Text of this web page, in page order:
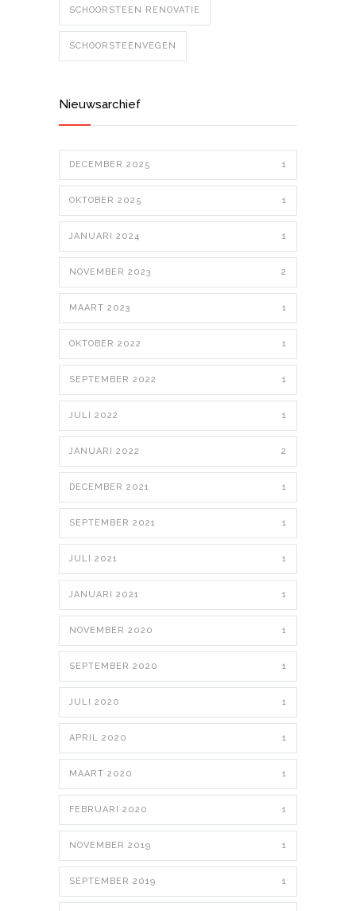
SCHOORSTEEN RENOVATIE
SCHOORSTEENVEGEN
Nieuwsarchief
DECEMBER 2025 1
OKTOBER 2025 1
JANUARI 2024 1
NOVEMBER 2023 2
MAART 2023 1
OKTOBER 2022 1
SEPTEMBER 2022 1
JULI 2022 1
JANUARI 2022 2
DECEMBER 2021 1
SEPTEMBER 2021 1
JULI 2021 1
JANUARI 2021 1
NOVEMBER 2020 1
SEPTEMBER 2020 1
JULI 2020 1
APRIL 2020 1
MAART 2020 1
FEBRUARI 2020 1
NOVEMBER 2019 1
SEPTEMBER 2019 1